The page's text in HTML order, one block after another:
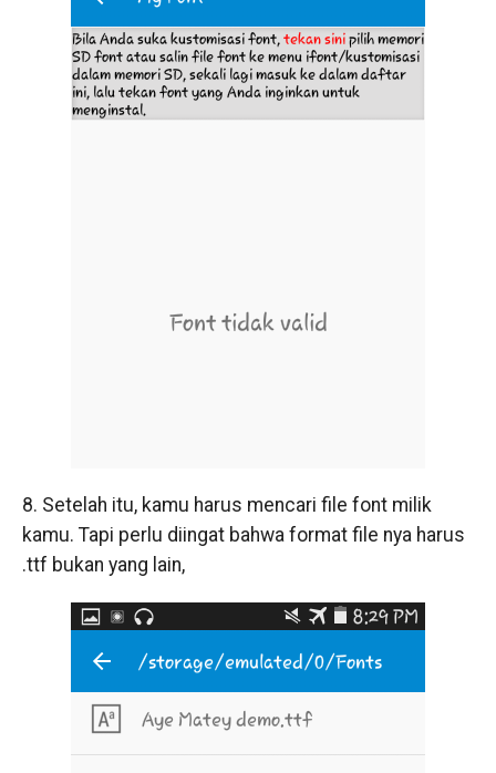
8. Setelah itu, kamu harus mencari file font milik
kamu. Tapi perlu diingat bahwa format file nya harus
.ttf bukan yang lain,